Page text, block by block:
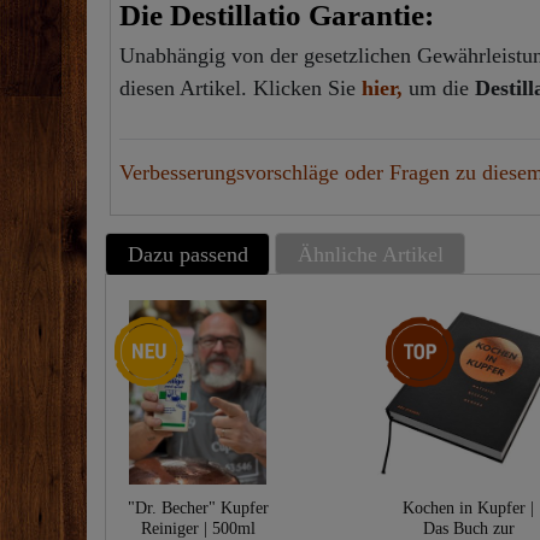
Die Destillatio Garantie:
Unabhängig von der gesetzlichen
diesen Artikel. Klicken Sie hier, um die
Verbesserungsvorschläge oder Fragen zu
Dazu passend Ähnliche Artikel
Neuheit
"Dr. Becher" Kupfer
Reiniger | 500ml
Top-Artikel
Kochen in Kupfer |
Das Buch zur